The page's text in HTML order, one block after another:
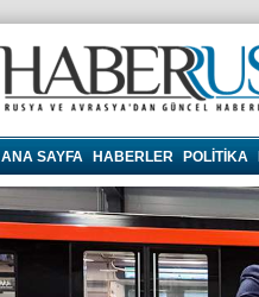
ANA SAYFA HABERLER POLITIKA